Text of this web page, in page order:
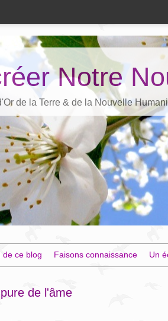
Notre
de la Terre & de la Nouvelle
de ce blog Faisons connaissance Un
de l'âme